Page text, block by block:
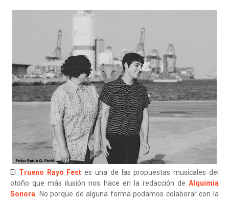
El Trueno Rayo Fest es una de las propuestas musicales del
otoño que más ilusión nos hace en la redacción de Alquimia
Sonora. No porque de alguna forma podamos colaborar con la